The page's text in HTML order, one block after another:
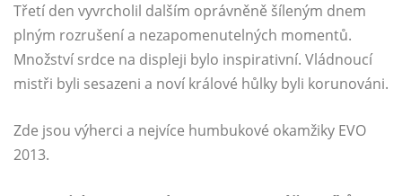
Třetí den vyvrcholil dalším oprávněně šíleným dnem
plným rozrušení a nezapomenutelných momentů.
Množství srdce na displeji bylo inspirativní. Vládnoucí
mistři byli sesazeni a noví králové hůlky byli korunováni.
Zde jsou výherci a nejvíce humbukové okamžiky EVO
2013.